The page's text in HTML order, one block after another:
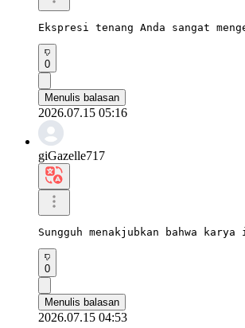
Ekspresi tenang Anda sangat
0
Menulis balasan
2026.07.15 05:16
giGazelle717
Sungguh menakjubkan bahwa
0
Menulis balasan
2026.07.15 04:53